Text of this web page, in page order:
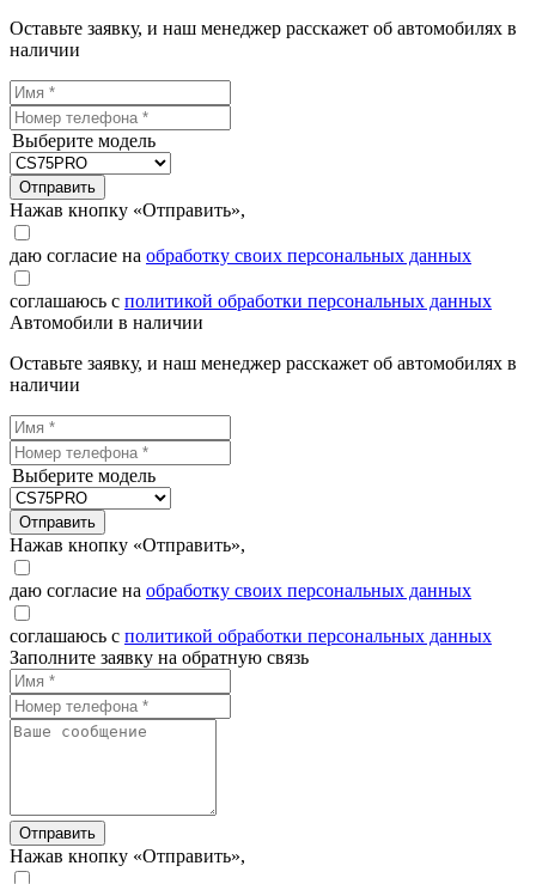
Оставьте заявку, и наш менеджер расскажет об автомобилях в
наличии
Выберите модель
Отправить
Нажав кнопку «Отправить»,
даю согласие на обработку своих персональных данных
соглашаюсь с политикой обработки персональных данных
Автомобили в наличии
Оставьте заявку, и наш менеджер расскажет об автомобилях в
наличии
Выберите модель
Отправить
Нажав кнопку «Отправить»,
даю согласие на обработку своих персональных данных
соглашаюсь с политикой обработки персональных данных
Заполните заявку на обратную связь
Отправить
Нажав кнопку «Отправить»,